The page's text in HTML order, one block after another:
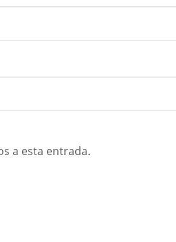
a esta entrada.